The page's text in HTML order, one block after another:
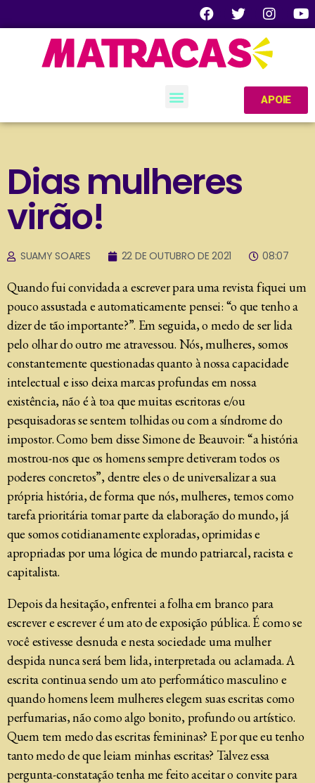
APOIE
Dias mulheres
virão!
SUAMY SOARES 22 DE OUTUBRO DE 2021 08:07
Quando fui convidada a escrever para uma revista fiquei um
pouco assustada e automaticamente pensei: “o que tenho a
dizer de tão importante?”. Em seguida, o medo de ser lida
pelo olhar do outro me atravessou. Nós, mulheres, somos
constantemente questionadas quanto à nossa capacidade
intelectual e isso deixa marcas profundas em nossa
existência, não é à toa que muitas escritoras e/ou
pesquisadoras se sentem tolhidas ou com a síndrome do
impostor. Como bem disse Simone de Beauvoir: “a história
mostrou-nos que os homens sempre detiveram todos os
poderes concretos”, dentre eles o de universalizar a sua
própria história, de forma que nós, mulheres, temos como
tarefa prioritária tomar parte da elaboração do mundo, já
que somos cotidianamente exploradas, oprimidas e
apropriadas por uma lógica de mundo patriarcal, racista e
capitalista.
Depois da hesitação, enfrentei a folha em branco para
escrever e escrever é um ato de exposição pública. É como se
você estivesse desnuda e nesta sociedade uma mulher
despida nunca será bem lida, interpretada ou aclamada. A
escrita continua sendo um ato performático masculino e
quando homens leem mulheres elegem suas escritas como
perfumarias, não como algo bonito, profundo ou artístico.
Quem tem medo das escritas femininas? E por que eu tenho
tanto medo de que leiam minhas escritas? Talvez essa
pergunta-constatação tenha me feito aceitar o convite para